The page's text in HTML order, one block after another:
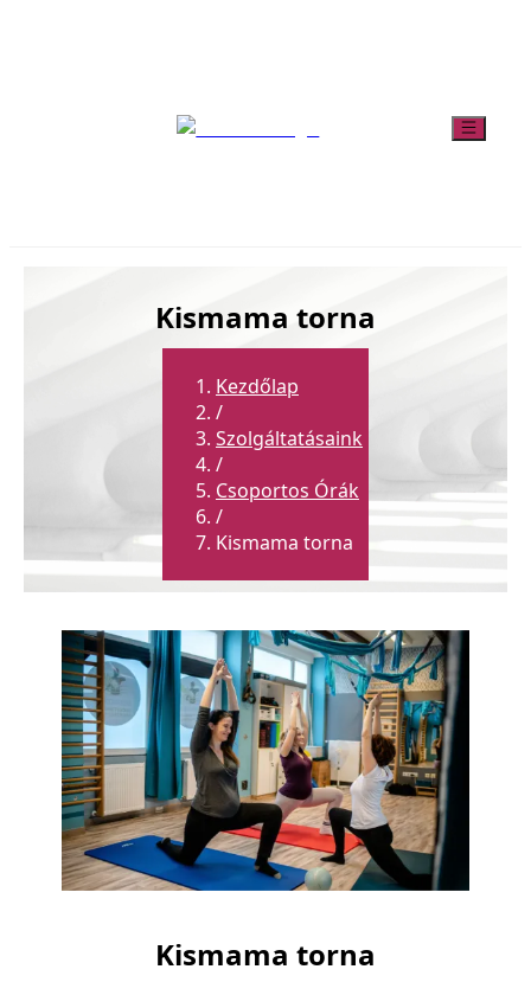
Kismama torna
Kezdőlap
/
Szolgáltatásaink
/
Csoportos Órák
/
Kismama torna
Kismama torna